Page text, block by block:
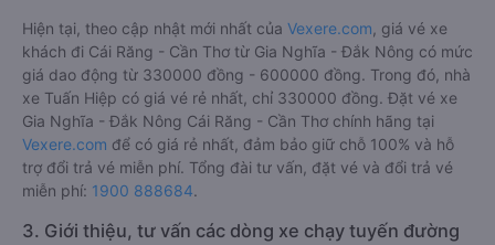
Hiện tại, theo cập nhật mới nhất của Vexere.com , giá vé xe
khách đi Cái Răng - Cần Thơ từ Gia Nghĩa - Đắk Nông có mức
giá dao động từ 330000 đồng - 600000 đồng. Trong đó, nhà
xe Tuấn Hiệp có giá vé rẻ nhất, chỉ 330000 đồng. Đặt vé xe
Gia Nghĩa - Đắk Nông Cái Răng - Cần Thơ chính hãng tại
Vexere.com để có giá rẻ nhất, đảm bảo giữ chỗ 100% và hỗ
trợ đổi trả vé miễn phí. Tổng đài tư vấn, đặt vé và đổi trả vé
miễn phí: 1900 888684.
3. Giới thiệu, tư vấn các dòng xe chạy tuyến đường